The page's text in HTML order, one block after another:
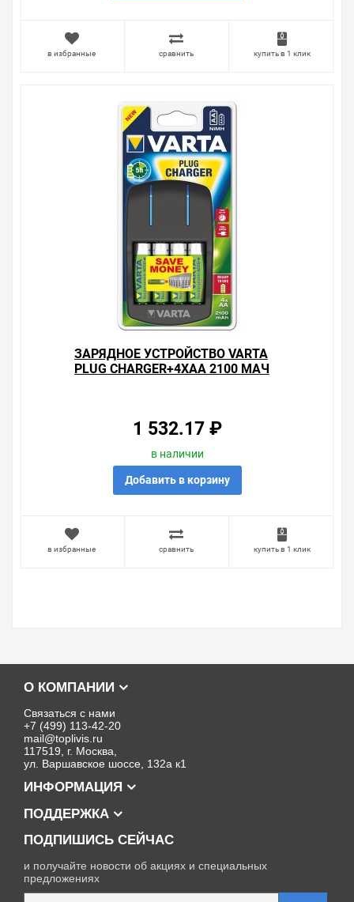
в избранные сравнить купить в 1 клик
ЗАРЯДНОЕ УСТРОЙСТВО VARTA
PLUG CHARGER+4ХАА 2100 МАЧ
1 532.17 ₽
в наличии
Добавить в корзину
в избранные сравнить купить в 1 клик
О КОМПАНИИ
Связаться с нами
+7 (499) 113-42-20
mail@toplivis.ru
117519, г. Москва,
ул. Варшавское шоссе, 132а к1
ИНФОРМАЦИЯ
ПОДДЕРЖКА
ПОДПИШИСЬ СЕЙЧАС
и получайте новости об акциях и специальных
предложениях